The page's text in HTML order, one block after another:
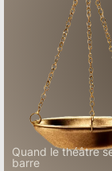
Quand le théâtre
barre